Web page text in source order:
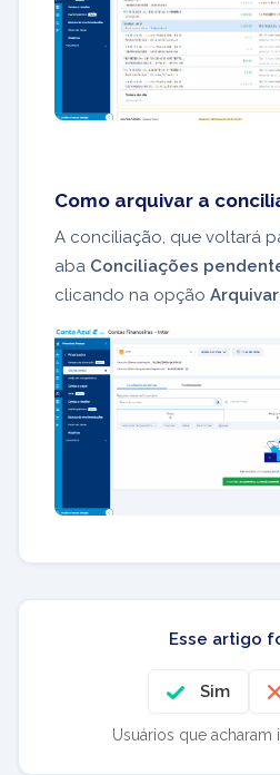
Como arquivar a
A conciliação, que voltará
aba Conciliações
clicando na opção Arquivar
Esse artigo
Sim
Usuários que acharam